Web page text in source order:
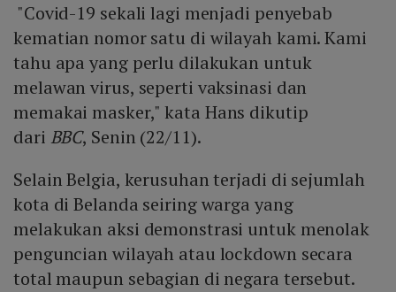
"Covid-19 sekali lagi menjadi penyebab
kematian nomor satu di wilayah kami. Kami
tahu apa yang perlu dilakukan untuk
melawan virus, seperti vaksinasi dan
memakai masker," kata Hans dikutip
dari BBC, Senin (22/11).
Selain Belgia, kerusuhan terjadi di sejumlah
kota di Belanda seiring warga yang
melakukan aksi demonstrasi untuk menolak
penguncian wilayah atau lockdown secara
total maupun sebagian di negara tersebut.